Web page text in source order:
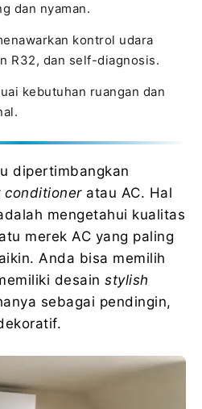
dan nyaman.
kontrol udara
R32, dan self-diagnosis.
kebutuhan ruangan dan
dipertimbangkan
conditioner atau AC. Hal
mengetahui kualitas
merek AC yang paling
Anda bisa memilih
desain stylish
sebagai pendingin,